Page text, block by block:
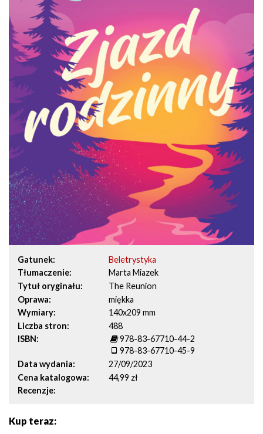
Gatunek
Beletrystyka
Tłumaczenie
Marta Miazek
Tytuł oryginału
The Reunion
Oprawa
miękka
Wymiary
140x209 mm
Liczba stron
488
ISBN
978-83-67710-44-2
978-83-67710-45-9
Data wydania
27/09/2023
Cena katalogowa
44,99 zł
Recenzje
Kup teraz: